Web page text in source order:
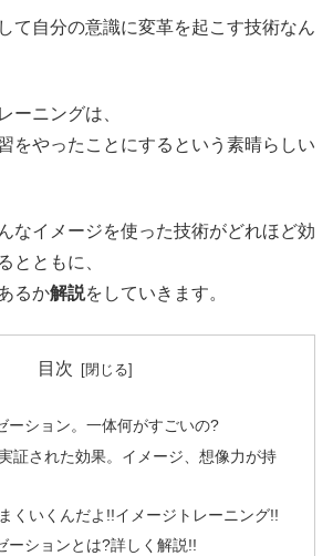
て自分の意識に変革を起こす技術なん
ーニングは、
をやったことにするという素晴らしい
なイメージを使った技術がどれほど効
とともに、
るか解説をしていきます。
目次
ーション。一体何がすごいの?
証された効果。イメージ、想像力が持
くいくんだよ!!イメージトレーニング!!
ーションとは?詳しく解説!!